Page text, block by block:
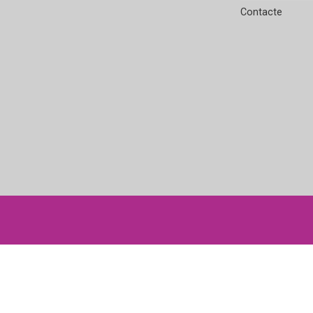
Contacte